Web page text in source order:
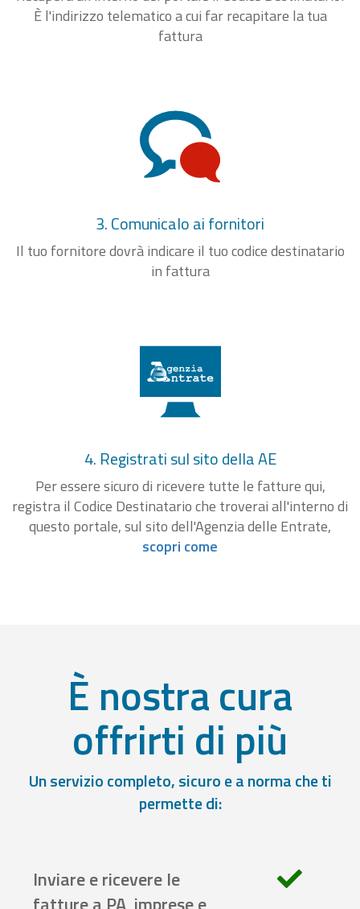
È l'indirizzo telematico a cui far recapitare la tua
fattura
3. Comunicalo ai fornitori
Il tuo fornitore dovrà indicare il tuo codice destinatario
in fattura
4. Registrati sul sito della AE
Per essere sicuro di ricevere tutte le fatture qui,
registra il Codice Destinatario che troverai all'interno di
questo portale, sul sito dell'Agenzia delle Entrate,
scopri come
È nostra cura
offrirti di più
Un servizio completo, sicuro e a norma che ti
permette di:
Inviare e ricevere le